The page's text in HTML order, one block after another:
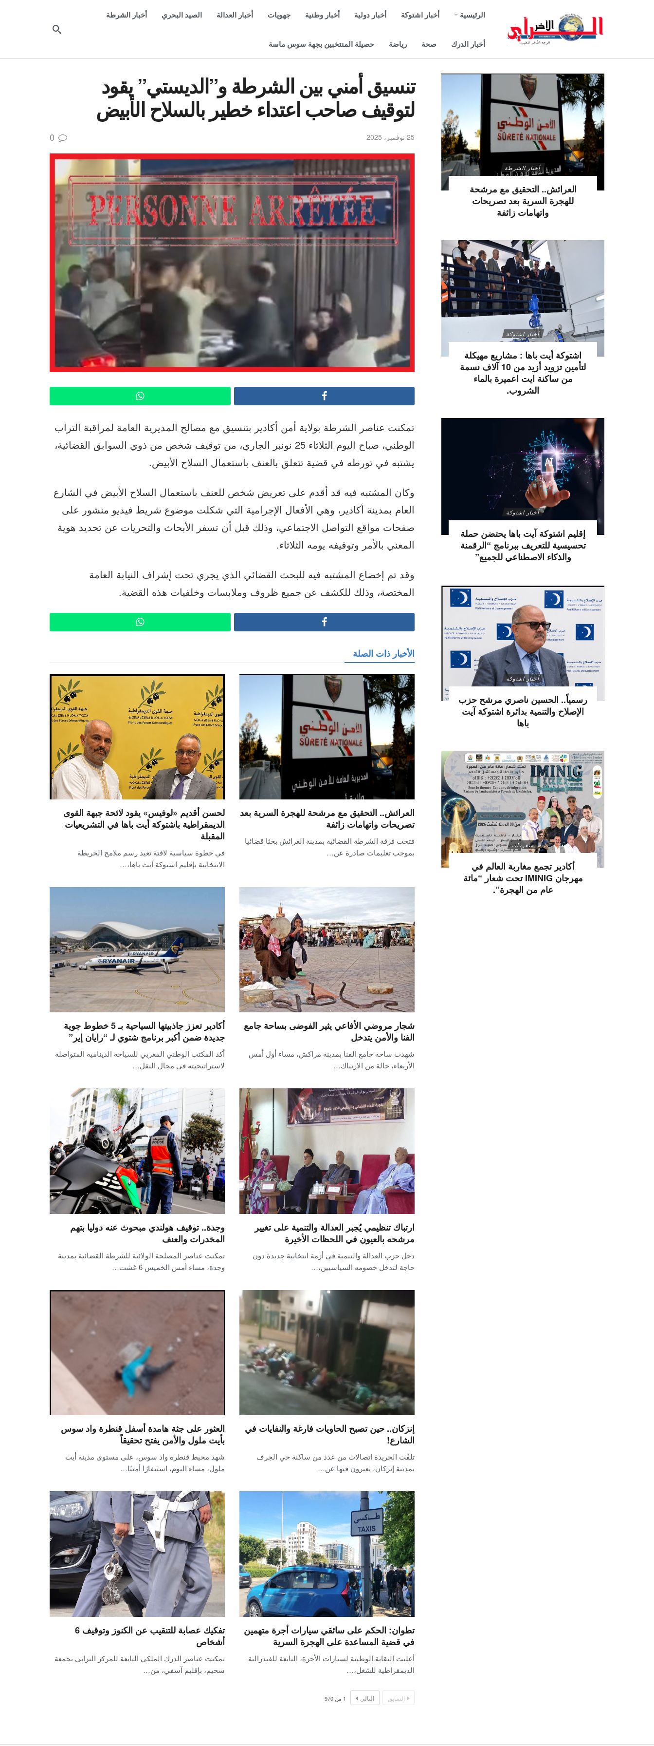
الرئيسية أخبار اشتوكة أخبار دولية أخبار وطنية جهويات أخبار العدالة الصيد البحري أخبار الشرطة
أخبار الدرك صحة رياضة حصيلة المنتخبين بجهة سوس ماسة
تنسيق أمني بين الشرطة و”الديستي” يقود
لتوقيف صاحب اعتداء خطير بالسلاح الأبيض
25 نوفمبر، 2025 0
تمكنت عناصر الشرطة بولاية أمن أكادير بتنسيق مع مصالح المديرية العامة لمراقبة التراب
الوطني، صباح اليوم الثلاثاء 25 نونبر الجاري، من توقيف شخص من ذوي السوابق القضائية،
يشتبه في تورطه في قضية تتعلق بالعنف باستعمال السلاح الأبيض.
وكان المشتبه فيه قد أقدم على تعريض شخص للعنف باستعمال السلاح الأبيض في الشارع
العام بمدينة أكادير، وهي الأفعال الإجرامية التي شكلت موضوع شريط فيديو منشور على
صفحات مواقع التواصل الاجتماعي، وذلك قبل أن تسفر الأبحاث والتحريات عن تحديد هوية
المعني بالأمر وتوقيفه يومه الثلاثاء.
وقد تم إخضاع المشتبه فيه للبحث القضائي الذي يجري تحت إشراف النيابة العامة
المختصة، وذلك للكشف عن جميع ظروف وملابسات وخلفيات هذه القضية.
الأخبار ذات الصلة
العرائش.. التحقيق مع مرشحة للهجرة السرية بعد
تصريحات واتهامات زائفة
فتحت فرقة الشرطة القضائية بمدينة العرائش بحثا قضائيا
بموجب تعليمات صادرة عن…
لحسن أقديم «لوفيس» يقود لائحة جبهة القوى
الديمقراطية باشتوكة أيت باها في التشريعيات
المقبلة
في خطوة سياسية لافتة تعيد رسم ملامح الخريطة
الانتخابية بإقليم اشتوكة أيت باها،…
شجار مروضي الأفاعي يثير الفوضى بساحة جامع
الفنا والأمن يتدخل
شهدت ساحة جامع الفنا بمدينة مراكش، مساء أول أمس
الأربعاء، حالة من الارتباك…
أكادير تعزز جاذبيتها السياحية بـ 5 خطوط جوية
جديدة ضمن أكبر برنامج شتوي لـ “رايان إير”
أكد المكتب الوطني المغربي للسياحة الدينامية المتواصلة
لاستراتيجيته في مجال النقل…
ارتباك تنظيمي يُجبر العدالة والتنمية على تغيير
مرشحه بالعيون في اللحظات الأخيرة
دخل حزب العدالة والتنمية في أزمة انتخابية جديدة دون
حاجة لتدخل خصومه السياسيين،…
وجدة.. توقيف هولندي مبحوث عنه دوليا بتهم
المخدرات والعنف
تمكنت عناصر المصلحة الولائية للشرطة القضائية بمدينة
وجدة، مساء أمس الخميس 6 غشت…
إنزكان.. حين تصبح الحاويات فارغة والنفايات في
الشارع!
تلقّت الجريدة اتصالات من عدد من ساكنة حي الجرف
بمدينة إنزكان، يعبرون فيها عن…
العثور على جثة هامدة أسفل قنطرة واد سوس
بأيت ملول والأمن يفتح تحقيقاً
شهد محيط قنطرة واد سوس، على مستوى مدينة أيت
ملول، مساء اليوم، استنفارًا أمنيًا…
تطوان: الحكم على سائقي سيارات أجرة متهمين
في قضية المساعدة على الهجرة السرية
أعلنت النقابة الوطنية لسيارات الأجرة، التابعة للفيدرالية
الديمقراطية للشغل،…
تفكيك عصابة للتنقيب عن الكنوز وتوقيف 6
أشخاص
تمكنت عناصر الدرك الملكي التابعة للمركز الترابي بجمعة
سحيم، بإقليم آسفي، من…
السابق التالي 1 من 970
أخبار الشرطة
العرائش.. التحقيق مع مرشحة
للهجرة السرية بعد تصريحات
واتهامات زائفة
أخبار اشتوكة
اشتوكة أيت باها : مشاريع مهيكلة
لتأمين تزويد أزيد من 10 آلاف نسمة
من ساكنة ايت اعميرة بالماء
الشروب.
أخبار اشتوكة
إقليم اشتوكة آيت باها يحتضن حملة
تحسيسية للتعريف ببرنامج “الرقمنة
والذكاء الاصطناعي للجميع”
أخبار اشتوكة
رسمياً.. الحسين ناصري مرشح حزب
الإصلاح والتنمية بدائرة اشتوكة آيت
باها
متفرقات
أكادير تجمع مغاربة العالم في
مهرجان IMINIG تحت شعار “مائة
عام من الهجرة”.